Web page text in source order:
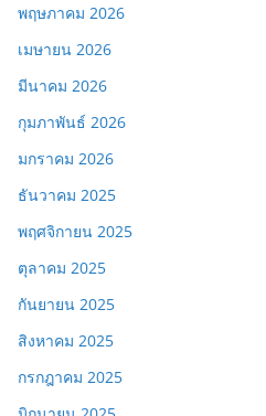
พฤษภาคม 2026
เมษายน 2026
มีนาคม 2026
กุมภาพันธ์ 2026
มกราคม 2026
ธันวาคม 2025
พฤศจิกายน 2025
ตุลาคม 2025
กันยายน 2025
สิงหาคม 2025
กรกฎาคม 2025